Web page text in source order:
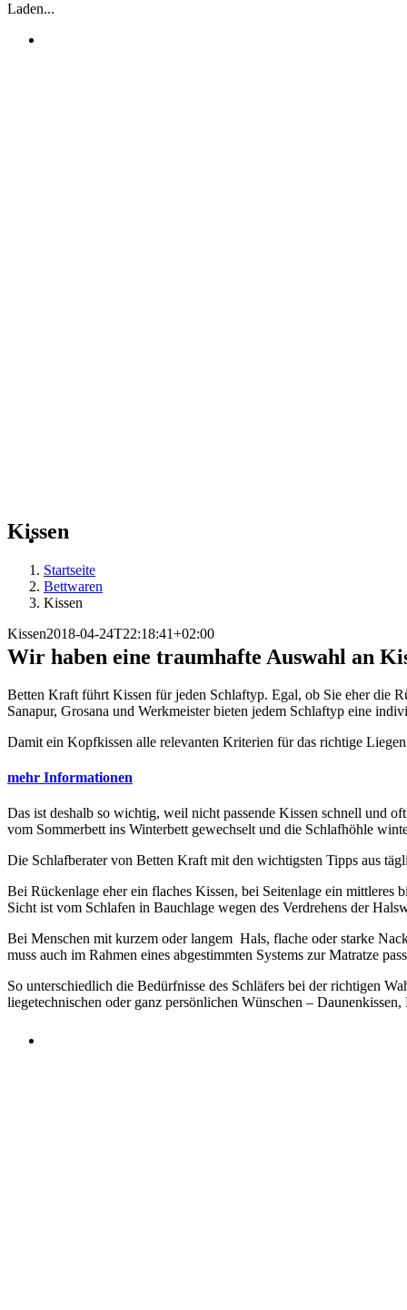
Laden...
Kissen
Startseite
Bettwaren
Kissen
Kissen2018-04-24T22:18:41+02:00
Wir haben eine traumhafte Auswahl an
Betten Kraft führt Kissen für jeden Schlaftyp. Egal, ob Sie eher die
Sanapur, Grosana und Werkmeister bieten jedem Schlaftyp eine
Damit ein Kopfkissen alle relevanten Kriterien für das richtige
mehr Informationen
Das ist deshalb so wichtig, weil nicht passende Kissen schnell und
vom Sommerbett ins Winterbett gewechselt und die Schlafhöhle
Die Schlafberater von Betten Kraft mit den wichtigsten Tipps aus
Bei Rückenlage eher ein flaches Kissen, bei Seitenlage ein
Sicht ist vom Schlafen in Bauchlage wegen des Verdrehens der
Bei Menschen mit kurzem oder langem Hals, flache oder starke
muss auch im Rahmen eines abgestimmten Systems zur Matratze
So unterschiedlich die Bedürfnisse des Schläfers bei der richtigen
liegetechnischen oder ganz persönlichen Wünschen –